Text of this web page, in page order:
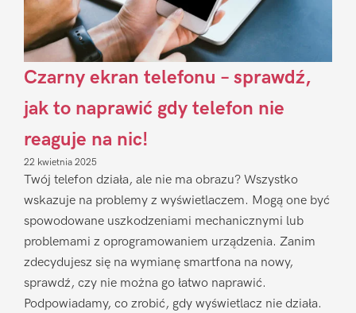
Czarny ekran telefonu – sprawdź,
jak to naprawić gdy telefon nie
reaguje na nic!
22 kwietnia 2025
Twój telefon działa, ale nie ma obrazu? Wszystko
wskazuje na problemy z wyświetlaczem. Mogą one być
spowodowane uszkodzeniami mechanicznymi lub
problemami z oprogramowaniem urządzenia. Zanim
zdecydujesz się na wymianę smartfona na nowy,
sprawdź, czy nie można go łatwo naprawić.
Podpowiadamy, co zrobić, gdy wyświetlacz nie działa.